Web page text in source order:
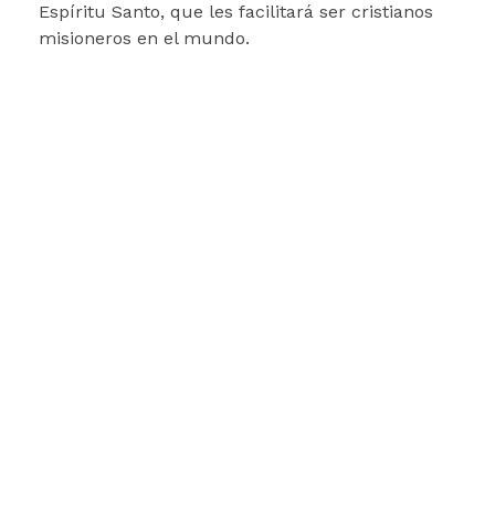
Espíritu Santo, que les facilitará ser cristianos
misioneros en el mundo.